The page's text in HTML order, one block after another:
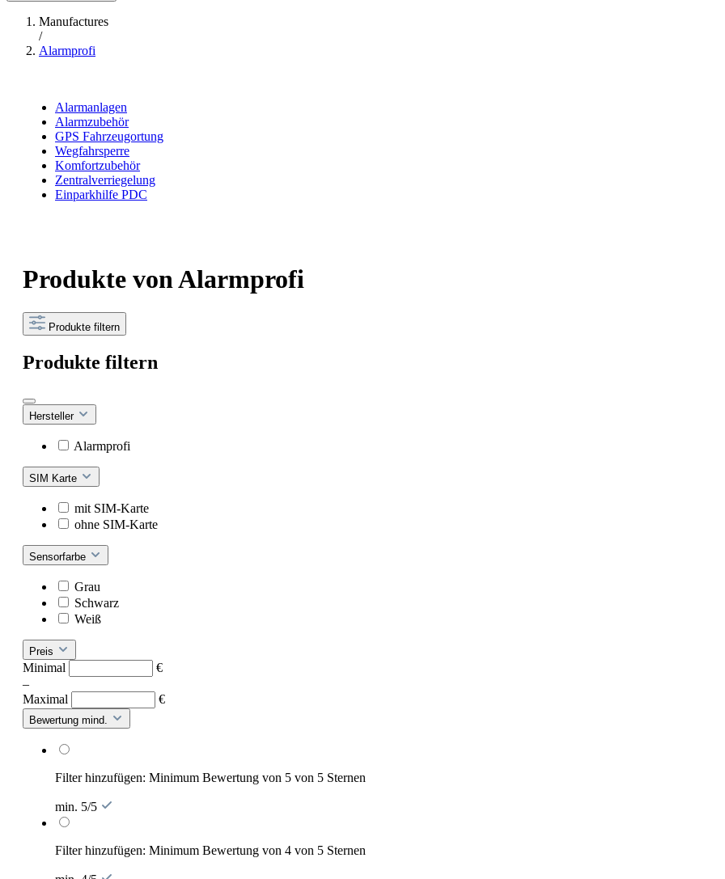
Manufactures
/
Alarmprofi
Alarmanlagen
Alarmzubehör
GPS Fahrzeugortung
Wegfahrsperre
Komfortzubehör
Zentralverriegelung
Einparkhilfe PDC
Produkte von Alarmprofi
Produkte filtern
Produkte filtern
Hersteller
Alarmprofi
SIM Karte
mit SIM-Karte
ohne SIM-Karte
Sensorfarbe
Grau
Schwarz
Weiß
Preis
Minimal
€
–
Maximal
€
Bewertung mind.
Filter hinzufügen: Minimum Bewertung von 5 von 5 Sternen
min. 5/5
Filter hinzufügen: Minimum Bewertung von 4 von 5 Sternen